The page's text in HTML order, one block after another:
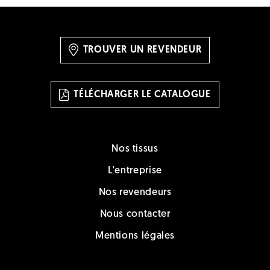
TROUVER UN REVENDEUR
TÉLÉCHARGER LE CATALOGUE
Nos tissus
L'entreprise
Nos revendeurs
Nous contacter
Mentions légales